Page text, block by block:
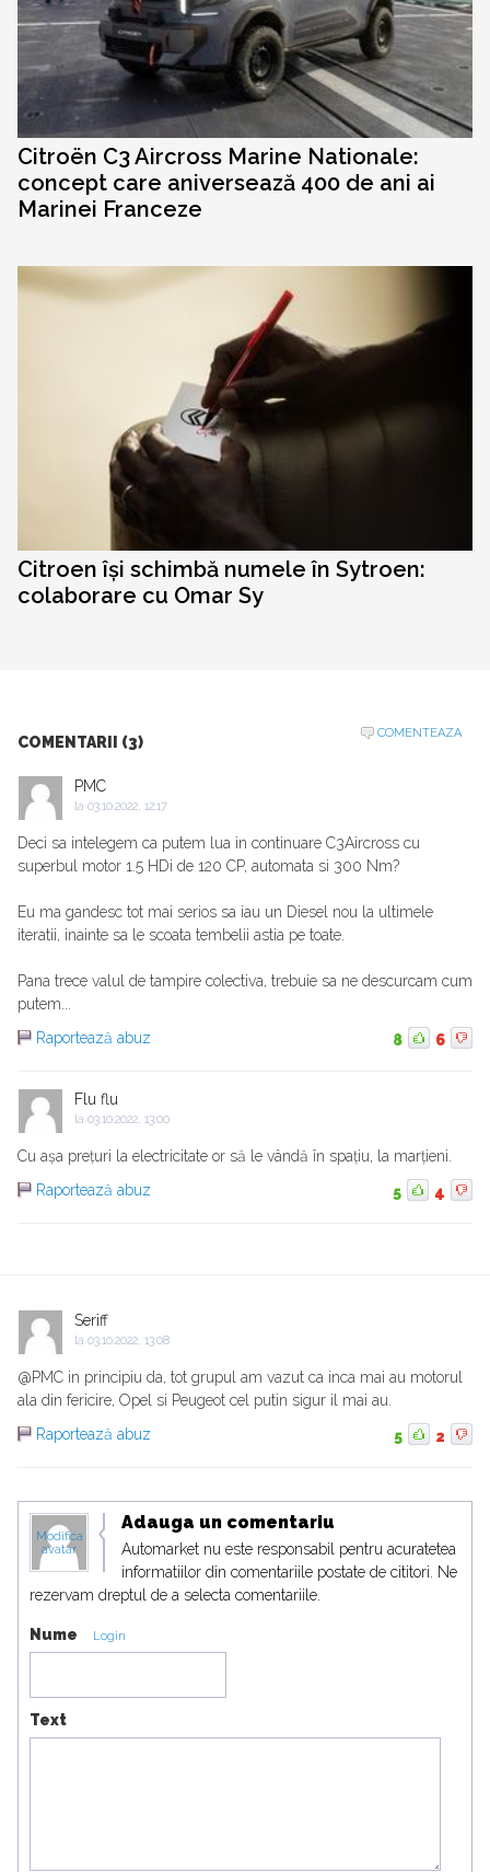
Citroën C3 Aircross Marine Nationale:
concept care aniversează 400 de ani ai
Marinei Franceze
Citroen își schimbă numele în Sytroen:
colaborare cu Omar Sy
COMENTARII (3)
COMENTEAZA
PMC
la 03.10.2022, 12:17
Deci sa intelegem ca putem lua in continuare C3Aircross cu
superbul motor 1.5 HDi de 120 CP, automata si 300 Nm?
Eu ma gandesc tot mai serios sa iau un Diesel nou la ultimele
iteratii, inainte sa le scoata tembelii astia pe toate.
Pana trece valul de tampire colectiva, trebuie sa ne descurcam cum
putem...
Raportează abuz
8 6
Flu flu
la 03.10.2022, 13:00
Cu așa prețuri la electricitate or să le vândă în spațiu, la marțieni.
Raportează abuz
5 4
Seriff
la 03.10.2022, 13:08
@PMC in principiu da, tot grupul am vazut ca inca mai au motorul
ala din fericire, Opel si Peugeot cel putin sigur il mai au.
Raportează abuz
5 2
Modifica
avatar
Adauga un comentariu
Automarket nu este responsabil pentru acuratetea
informatiilor din comentariile postate de cititori. Ne
rezervam dreptul de a selecta comentariile.
Nume Login
Text